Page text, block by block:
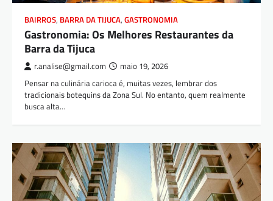
BAIRROS, BARRA DA TIJUCA, GASTRONOMIA
Gastronomia: Os Melhores Restaurantes da
Barra da Tijuca
r.analise@gmail.com maio 19, 2026
Pensar na culinária carioca é, muitas vezes, lembrar dos
tradicionais botequins da Zona Sul. No entanto, quem realmente
busca alta…